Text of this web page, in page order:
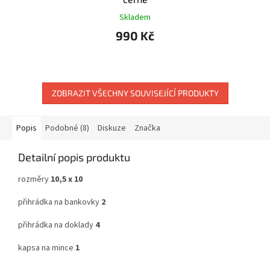
Skladem
990 Kč
ZOBRAZIT VŠECHNY SOUVISEJÍCÍ PRODUKTY
Popis Podobné (8) Diskuze Značka
Detailní popis produktu
rozměry 10,5 x 10
přihrádka na bankovky 2
přihrádka na doklady 4
kapsa na mince 1